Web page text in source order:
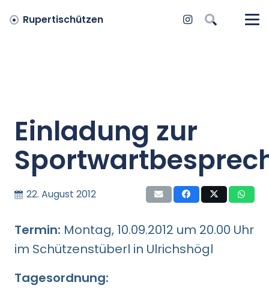
Rupertischützen
Einladung zur
22. August 2012
Termin: Montag, 10.09.2012 um 20.00 Uhr
im Schützenstüberl in Ulrichshögl
Tagesordnung: